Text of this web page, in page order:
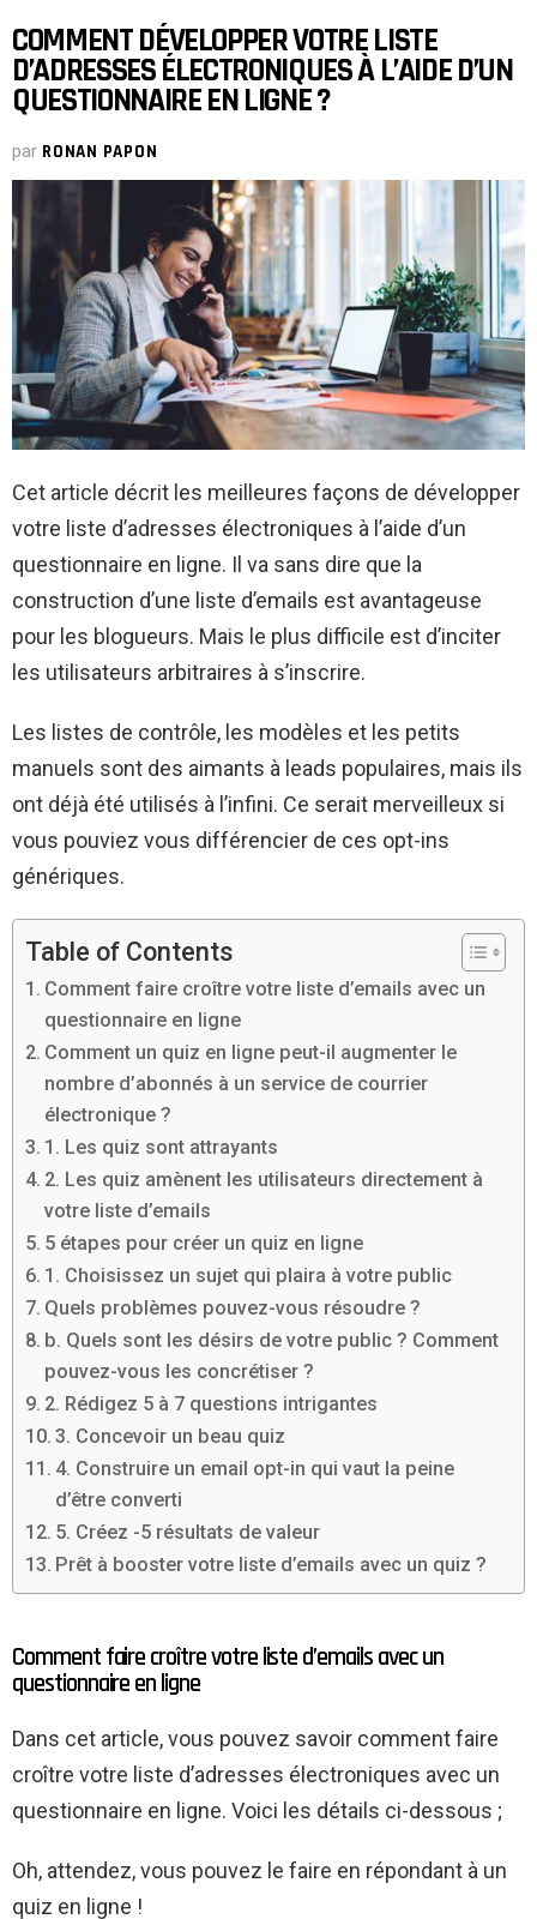
COMMENT DÉVELOPPER VOTRE LISTE
D’ADRESSES ÉLECTRONIQUES À L’AIDE D’UN
QUESTIONNAIRE EN LIGNE ?
par RONAN PAPON
Cet article décrit les meilleures façons de développer
votre liste d’adresses électroniques à l’aide d’un
questionnaire en ligne. Il va sans dire que la
construction d’une liste d’emails est avantageuse
pour les blogueurs. Mais le plus difficile est d’inciter
les utilisateurs arbitraires à s’inscrire.
Les listes de contrôle, les modèles et les petits
manuels sont des aimants à leads populaires, mais ils
ont déjà été utilisés à l’infini. Ce serait merveilleux si
vous pouviez vous différencier de ces opt-ins
génériques.
Table of Contents
Comment faire croître votre liste d’emails avec un
questionnaire en ligne
Comment un quiz en ligne peut-il augmenter le
nombre d’abonnés à un service de courrier
électronique ?
1. Les quiz sont attrayants
2. Les quiz amènent les utilisateurs directement à
votre liste d’emails
5 étapes pour créer un quiz en ligne
1. Choisissez un sujet qui plaira à votre public
Quels problèmes pouvez-vous résoudre ?
b. Quels sont les désirs de votre public ? Comment
pouvez-vous les concrétiser ?
2. Rédigez 5 à 7 questions intrigantes
3. Concevoir un beau quiz
4. Construire un email opt-in qui vaut la peine
d’être converti
5. Créez -5 résultats de valeur
Prêt à booster votre liste d’emails avec un quiz ?
Comment faire croître votre liste d’emails avec un
questionnaire en ligne
Dans cet article, vous pouvez savoir comment faire
croître votre liste d’adresses électroniques avec un
questionnaire en ligne. Voici les détails ci-dessous ;
Oh, attendez, vous pouvez le faire en répondant à un
quiz en ligne !